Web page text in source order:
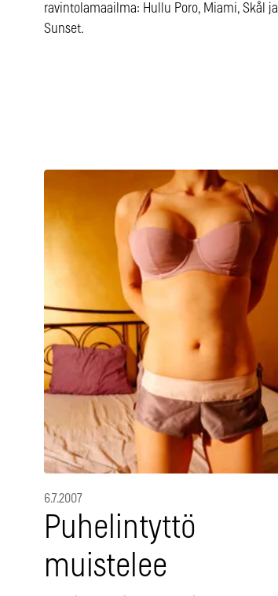
ravintolamaailma: Hullu Poro, Miami, Skål ja
Sunset.
6.7.2007
Puhelintyttö
muistelee